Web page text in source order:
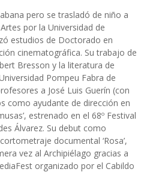
pero se trasladó de niño a
por la Universidad de
estudios de Doctorado en
cinematográfica. Su trabajo de
Bresson y la literatura de
Pompeu Fabra de
a José Luis Guerín (con
como ayudante de dirección en
estrenado en el 68º Festival
Álvarez. Su debut como
documental ‘Rosa’,
vez al Archipiélago gracias a
organizado por el Cabildo